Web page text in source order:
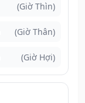
(Giờ Thìn)
(Giờ Thân)
(Giờ Hợi)